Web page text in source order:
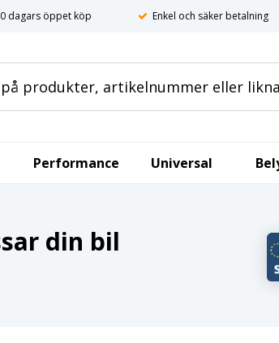
dagars öppet köp Enkel och säker betalning
Performance Universal
din bil